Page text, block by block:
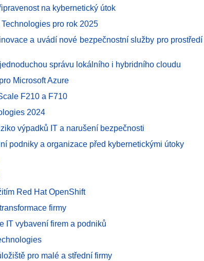
na kybernetický útok
pro rok 2025
a uvádí nové bezpečnostní služby pro prostředí
správu lokálního i hybridního cloudu
Microsoft Azure
F210 a F710
2024
výpadků IT a narušení bezpečnosti
podniky a organizace před kybernetickými útoky
Red Hat OpenShift
firmy
IT vybavení firem a podniků
pro malé a střední firmy